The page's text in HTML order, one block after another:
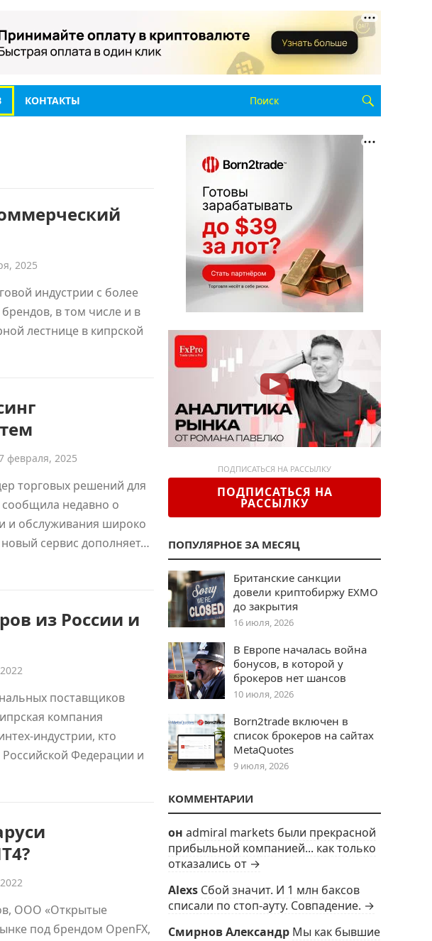
КОНТАКТЫ
2025
индустрии с более
в том числе и в
лестнице в кипрской
февраля, 2025
торговых решений для
недавно о
и обслуживания широко
сервис дополняет…
из России и
поставщиков
компания
индустрии, кто
Федерации и
ООО «Открытые
под брендом OpenFX,
ПОДПИСАТЬСЯ НА РАССЫЛКУ
ПОДПИСАТЬСЯ НА
РАССЫЛКУ
ПОПУЛЯРНОЕ ЗА МЕСЯЦ
Британские санкции
довели криптобиржу EXMO
до закрытия
16 июля, 2026
В Европе началась война
бонусов, в которой у
брокеров нет шансов
10 июля, 2026
Born2trade включен в
список брокеров на сайтах
MetaQuotes
9 июля, 2026
КОММЕНТАРИИ
он admiral markets были прекрасной
прибыльной компанией... как только
отказались от →
Alexs Сбой значит. И 1 млн баксов
списали по стоп-ауту. Совпадение. →
Смирнов Александр Мы как бывшие